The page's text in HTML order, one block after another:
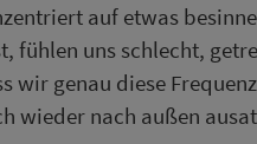
auf etwas
fühlen uns schlecht,
wir genau diese
wieder nach außen